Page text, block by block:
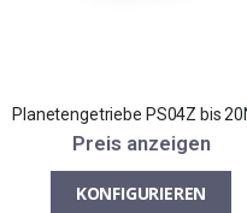
Planetengetriebe PS04Z bis
Preis anzeigen
KONFIGURIEREN